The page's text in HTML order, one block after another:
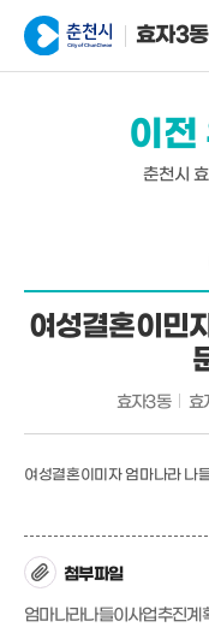
효자3
이전
춘천시
여성결혼이민
효자3동 효
여성결혼이미자 엄마나라 나
첨부파일
엄마나라나들이사업추진